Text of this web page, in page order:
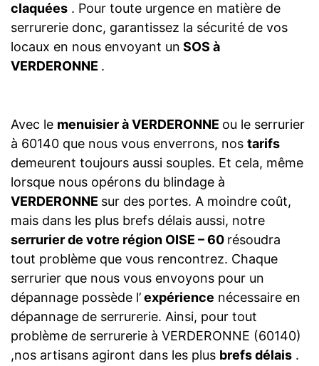
claquées . Pour toute urgence en matière de
serrurerie donc, garantissez la sécurité de vos
locaux en nous envoyant un SOS à
VERDERONNE .
Avec le menuisier à VERDERONNE ou le serrurier
à 60140 que nous vous enverrons, nos tarifs
demeurent toujours aussi souples. Et cela, même
lorsque nous opérons du blindage à
VERDERONNE sur des portes. A moindre coût,
mais dans les plus brefs délais aussi, notre
serrurier de votre région OISE – 60 résoudra
tout problème que vous rencontrez. Chaque
serrurier que nous vous envoyons pour un
dépannage possède l’expérience nécessaire en
dépannage de serrurerie. Ainsi, pour tout
problème de serrurerie à VERDERONNE (60140)
,nos artisans agiront dans les plus brefs délais .